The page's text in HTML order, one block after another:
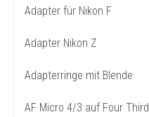
Adapter für Nikon F
Adapter Nikon Z
Adapterringe mit Blende
AF Micro 4/3 auf Four Third